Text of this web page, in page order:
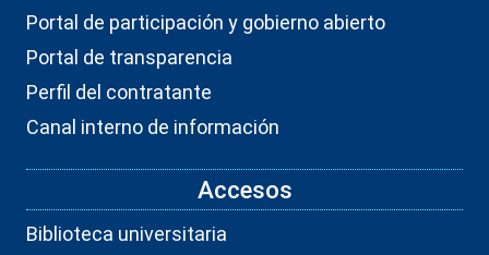
Portal de participación y gobierno abierto
Portal de transparencia
Perfil del contratante
Canal interno de información
Accesos
Biblioteca universitaria